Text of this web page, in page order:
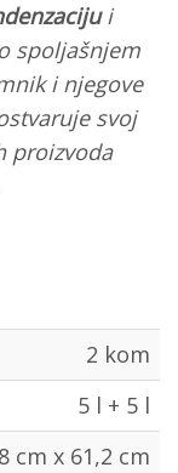
i
spoljašnjem
i njegove
svoj
proizvoda
2 kom
5 l + 5 l
cm x 61,2 cm